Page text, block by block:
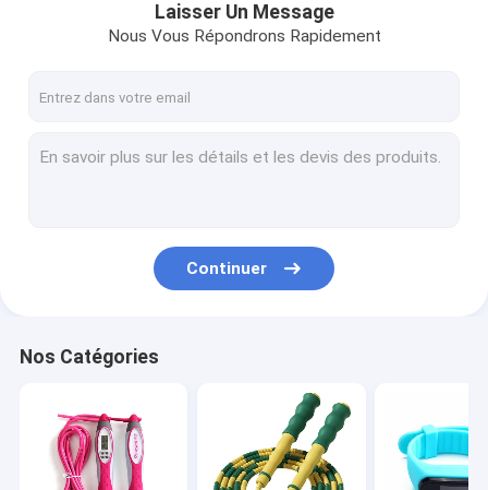
Laisser Un Message
Nous Vous Répondrons Rapidement
Continuer
Nos Catégories